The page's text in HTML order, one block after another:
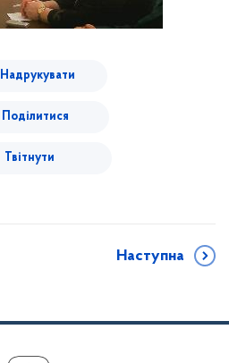
Надрукувати
Поділитися
Твітнути
Наступна